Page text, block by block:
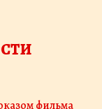
фильма